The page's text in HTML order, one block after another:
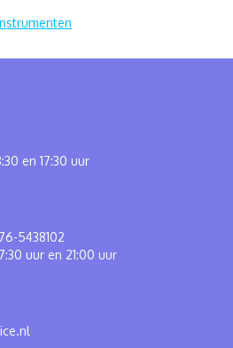
en 17:30 uur
5438102
uur en 21:00 uur